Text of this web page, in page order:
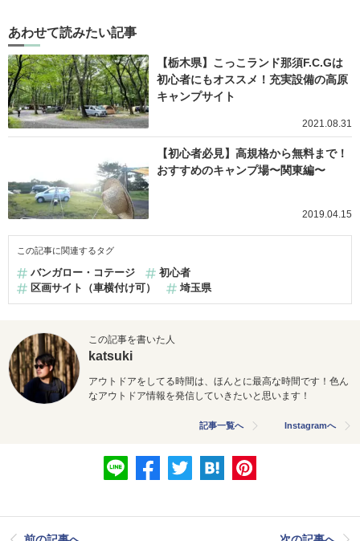
あわせて読みたい記事
【栃木県】こっこランド那須F.C.Gは
初心者にもオススメ！充実設備の高原
キャンプサイト
2021.08.31
【初心者必見】高規格から無料まで！
おすすめのキャンプ場〜関東編〜
2019.04.15
この記事に関連するタグ
バンガロー・コテージ
初心者
区画サイト（車横付け可）
埼玉県
この記事を書いた人
katsuki
アウトドアをしてる時間は、ほんとに最高な時間です！色ん
なアウトドア情報を発信していきたいと思います！
記事一覧へ Instagramへ